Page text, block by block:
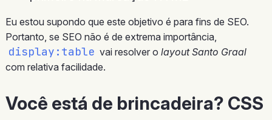
Eu estou supondo que este objetivo é para fins de SEO.
Portanto, se SEO não é de extrema importância,
display:table vai resolver o layout Santo Graal
com relativa facilidade.
Você está de brincadeira? CSS